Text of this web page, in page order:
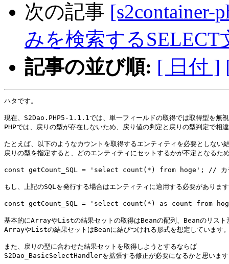
次の記事 [s2container-
みを検索するSELECT
記事の並び順: [ 日付 ]
ハタです。
現在、S2Dao.PHP5-1.1.1では、単一フィールドの取得では取得型を無
PHPでは、戻りの型が存在しないため、戻り値の判定と戻りの型判定で相
たとえば、以下のようなカウントを取得するエンティティを必要としない
戻りの型を指定すると、どのエンティティにセットするかが不定となるた
const getCount_SQL = 'select count(*) from hoge'; // カラム
もし、上記のSQLを発行する場合はエンティティに適用する必要があ
const getCount_SQL = 'select count(*) as count from hoge';
基本的にArrayやListの結果セットの取得はBeanの配列、Beanのリスト
ArrayやListの結果セットはBeanに結びつけれる形式を想定しています
また、戻りの型に合わせた結果セットを取得しようとするならば
S2Dao_BasicSelectHandlerを拡張する修正が必要になるかと思いま